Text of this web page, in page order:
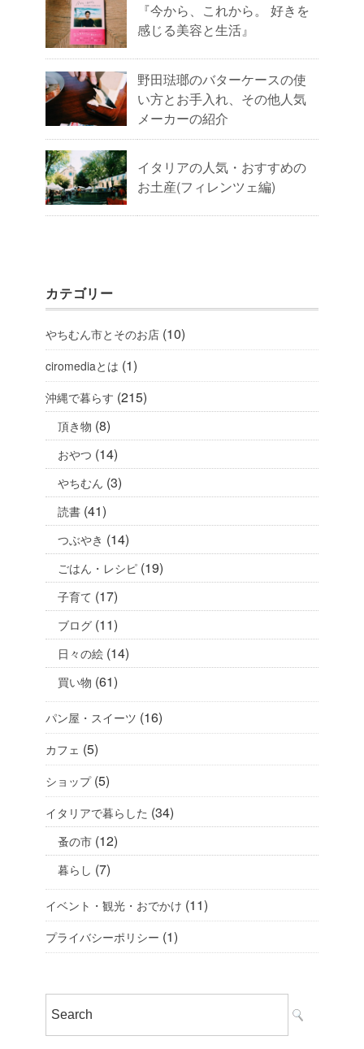
『今から、これから。 好きを
感じる美容と生活』
野田琺瑯のバターケースの使
い方とお手入れ、その他人気
メーカーの紹介
イタリアの人気・おすすめの
お土産(フィレンツェ編)
カテゴリー
やちむん市とそのお店 (10)
ciromediaとは (1)
沖縄で暮らす (215)
頂き物 (8)
おやつ (14)
やちむん (3)
読書 (41)
つぶやき (14)
ごはん・レシピ (19)
子育て (17)
ブログ (11)
日々の絵 (14)
買い物 (61)
パン屋・スイーツ (16)
カフェ (5)
ショップ(5)
イタリアで暮らした (34)
蚤の市 (12)
暮らし (7)
イベント・観光・おでかけ (11)
プライバシーポリシー (1)